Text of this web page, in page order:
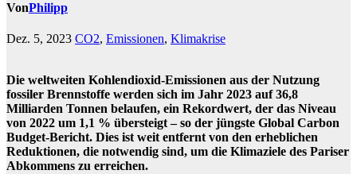
VonPhilipp
Dez. 5, 2023 CO2, Emissionen, Klimakrise
Die weltweiten Kohlendioxid-Emissionen aus der Nutzung
fossiler Brennstoffe werden sich im Jahr 2023 auf 36,8
Milliarden Tonnen belaufen, ein Rekordwert, der das Niveau
von 2022 um 1,1 % übersteigt – so der jüngste Global Carbon
Budget-Bericht. Dies ist weit entfernt von den erheblichen
Reduktionen, die notwendig sind, um die Klimaziele des Pariser
Abkommens zu erreichen.